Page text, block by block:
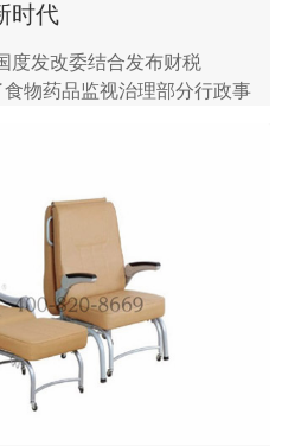
时代
度发改委结合发布财税
物药品监视治理部分行政事
布了一系列有关医疗器械相
临床实验..